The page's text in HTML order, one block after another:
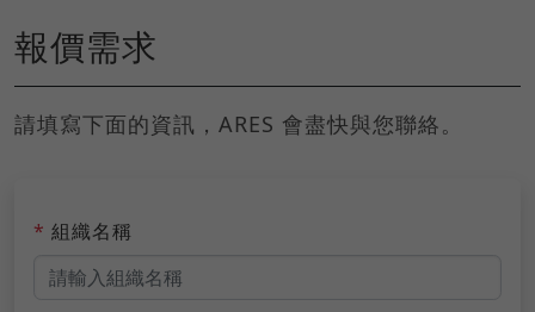
報價需求
請填寫下面的資訊，ARES 會盡快與您聯絡。
* 組織名稱